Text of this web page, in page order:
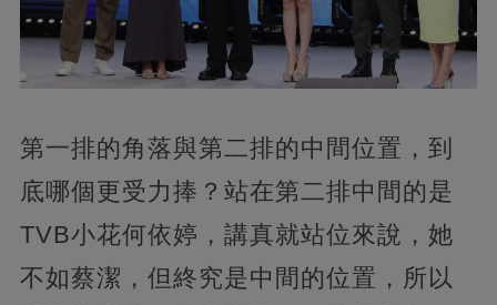
第一排的角落與第二排的中間位置，到
底哪個更受力捧？站在第二排中間的是
TVB小花何依婷，講真就站位來說，她
不如蔡潔，但終究是中間的位置，所以